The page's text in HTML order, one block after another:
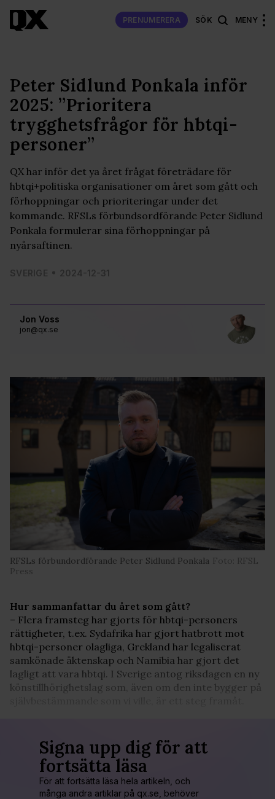
PRENUMERERA SÖK MENY
Jon Voss
jon@qx.se
Peter Sidlund Ponkala inför
2025: ”Prioritera
trygghetsfrågor för hbtqi-
personer”
QX har inför det ya året frågat företrädare för
hbtqi+politiska organisationer om året som gått och
förhoppningar och prioriteringar under det
kommande. RFSLs förbundsordförande Peter Sidlund
Ponkala formulerar sina förhoppningar på
nyårsaftinen.
SVERIGE 2024-12-31
RFSLs förbundordförande Peter Sidlund Ponkala Foto: RFSL
Press
Hur sammanfattar du året som gått?
– Flera framsteg har gjorts för hbtqi-personers
rättigheter, t.ex. Sydafrika har gjort hatbrott mot
hbtqi-personer olagliga, Grekland har legaliserat
samkönade äktenskap och Namibia har gjort det
lagligt att vara hbtqi. I Sverige antog riksdagen en ny
könstillhörighetslag som, även om den inte bygger på
Signa upp dig för att
fortsätta läsa
För att fortsätta läsa hela artikeln, och
många andra artiklar på qx.se, behöver